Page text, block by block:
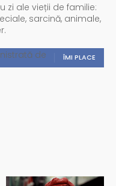
zi ale vieții de familie:
sarcină, animale,
ÎMI PLACE
de